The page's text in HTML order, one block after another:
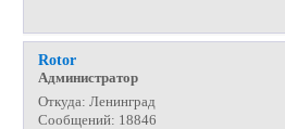
Rotor
Администратор
Откуда: Ленинград
Сообщений: 18846